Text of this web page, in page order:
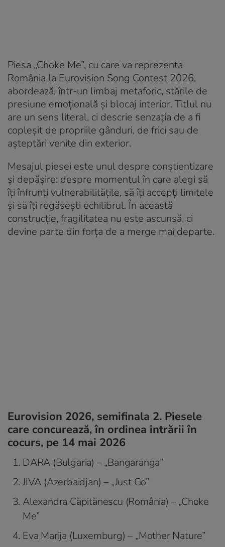
Piesa „Choke Me”, cu care va reprezenta
România la Eurovision Song Contest 2026,
abordează, într-un limbaj metaforic, stările de
presiune emoțională și blocaj interior. Titlul nu
are un sens literal, ci descrie senzația de a fi
copleșit de propriile gânduri, de frici sau de
așteptări venite din exterior.
Mesajul piesei este unul despre conștientizare
și depășire: despre momentul în care alegi să
îți înfrunți vulnerabilitățile, să îți accepți limitele
și să îți regăsești echilibrul. În această
construcție, fragilitatea nu este ascunsă, ci
devine parte din forța de a merge mai departe.
Eurovision 2026, semifinala 2. Piesele
care concurează, în ordinea intrării în
cocurs, pe 14 mai 2026
DARA (Bulgaria) – „Bangaranga”
JIVA (Azerbaidjan) – „Just Go”
Alexandra Căpitănescu (România) – „Choke
Me”
Eva Marija (Luxemburg) – „Mother Nature”